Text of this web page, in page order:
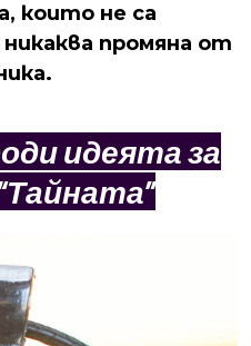
които не са
промяна от
идеята за